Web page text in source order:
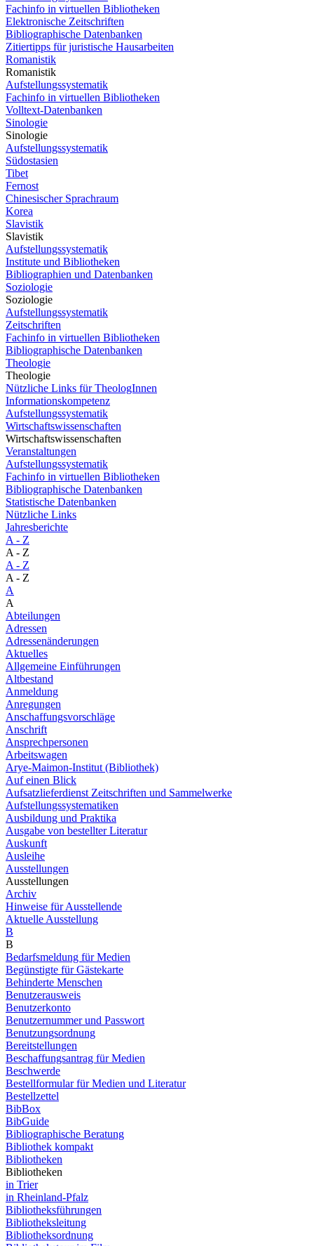
Fachinfo in virtuellen Bibliotheken
Elektronische Zeitschriften
Bibliographische Datenbanken
Zitiertipps für juristische Hausarbeiten
Romanistik
Romanistik
Aufstellungssystematik
Fachinfo in virtuellen Bibliotheken
Volltext-Datenbanken
Sinologie
Sinologie
Aufstellungssystematik
Südostasien
Tibet
Fernost
Chinesischer Sprachraum
Korea
Slavistik
Slavistik
Aufstellungssystematik
Institute und Bibliotheken
Bibliographien und Datenbanken
Soziologie
Soziologie
Aufstellungssystematik
Zeitschriften
Fachinfo in virtuellen Bibliotheken
Bibliographische Datenbanken
Theologie
Theologie
Nützliche Links für TheologInnen
Informationskompetenz
Aufstellungssystematik
Wirtschaftswissenschaften
Wirtschaftswissenschaften
Veranstaltungen
Aufstellungssystematik
Fachinfo in virtuellen Bibliotheken
Bibliographische Datenbanken
Statistische Datenbanken
Nützliche Links
Jahresberichte
A - Z
A - Z
A - Z
A - Z
A
A
Abteilungen
Adressen
Adressenänderungen
Aktuelles
Allgemeine Einführungen
Altbestand
Anmeldung
Anregungen
Anschaffungsvorschläge
Anschrift
Ansprechpersonen
Arbeitswagen
Arye-Maimon-Institut (Bibliothek)
Auf einen Blick
Aufsatzlieferdienst Zeitschriften und Sammelwerke
Aufstellungssystematiken
Ausbildung und Praktika
Ausgabe von bestellter Literatur
Auskunft
Ausleihe
Ausstellungen
Ausstellungen
Archiv
Hinweise für Ausstellende
Aktuelle Ausstellung
B
B
Bedarfsmeldung für Medien
Begünstigte für Gästekarte
Behinderte Menschen
Benutzerausweis
Benutzerkonto
Benutzernummer und Passwort
Benutzungsordnung
Bereitstellungen
Beschaffungsantrag für Medien
Beschwerde
Bestellformular für Medien und Literatur
Bestellzettel
BibBox
BibGuide
Bibliographische Beratung
Bibliothek kompakt
Bibliotheken
Bibliotheken
in Trier
in Rheinland-Pfalz
Bibliotheksführungen
Bibliotheksleitung
Bibliotheksordnung